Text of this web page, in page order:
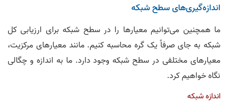
اندازه‌گیری‌های سطح شبکه
ما همچنین می‌توانیم معیارها را در سطح شبکه برای ارزیابی کل
شبکه به جای صرفاً یک گره محاسبه کنیم. مانند معیارهای مرکزیت،
معیارهای مختلفی در سطح شبکه وجود دارد. ما به اندازه و چگالی
نگاه خواهیم کرد.
اندازه شبکه